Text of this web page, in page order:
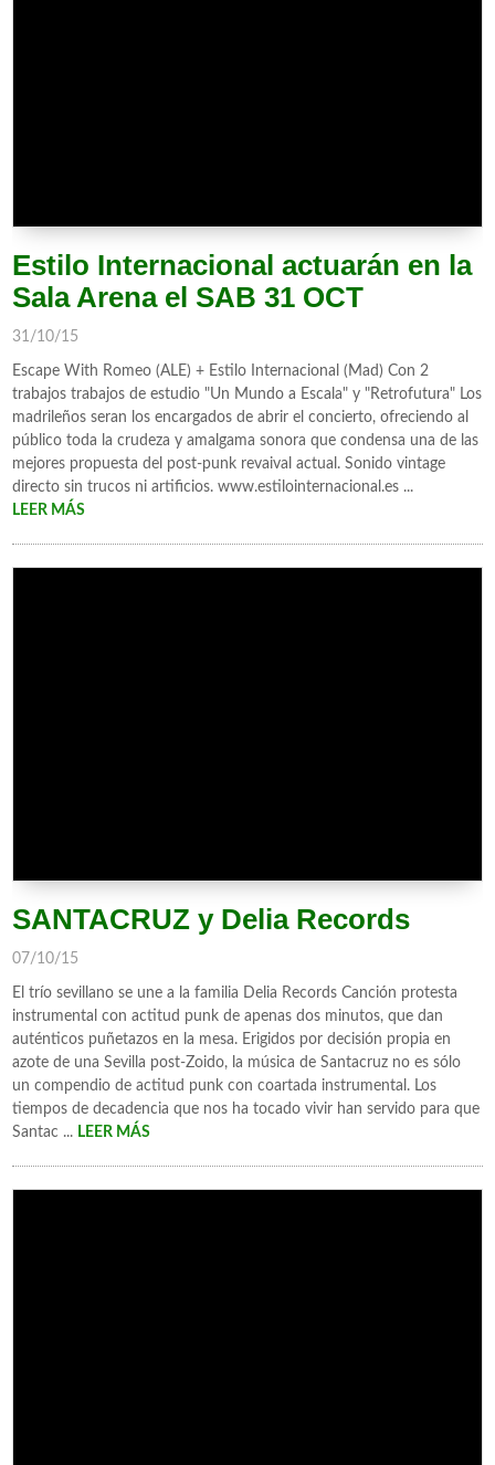
Estilo Internacional actuarán en la
Sala Arena el SAB 31 OCT
31/10/15
Escape With Romeo (ALE) + Estilo Internacional (Mad) Con 2
trabajos trabajos de estudio "Un Mundo a Escala" y "Retrofutura" Los
madrileños seran los encargados de abrir el concierto, ofreciendo al
público toda la crudeza y amalgama sonora que condensa una de las
mejores propuesta del post-punk revaival actual. Sonido vintage
directo sin trucos ni artificios. www.estilointernacional.es ...
LEER MÁS
SANTACRUZ y Delia Records
07/10/15
El trío sevillano se une a la familia Delia Records Canción protesta
instrumental con actitud punk de apenas dos minutos, que dan
auténticos puñetazos en la mesa. Erigidos por decisión propia en
azote de una Sevilla post-Zoido, la música de Santacruz no es sólo
un compendio de actitud punk con coartada instrumental. Los
tiempos de decadencia que nos ha tocado vivir han servido para que
Santac ... LEER MÁS